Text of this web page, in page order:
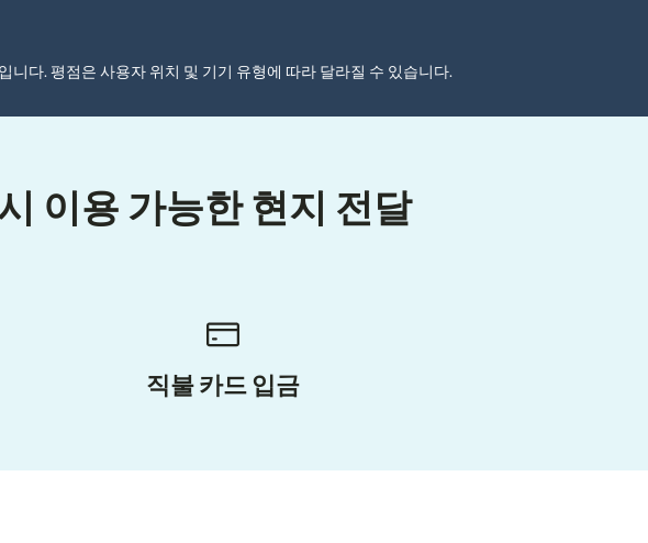
다. 평점은 사용자 위치 및 기기 유형에 따라 달라질 수 있습니다.
이용 가능한 현지 전달
직불 카드 입금